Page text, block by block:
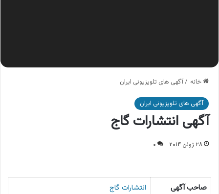
خانه /آگهی های تلویزیونی ایران
آگهی های تلویزیونی ایران
آگهی انتشارات گاج
۲۸ ژوئن ۲۰۱۴ ۰
صاحب آگهی
انتشارات گاج